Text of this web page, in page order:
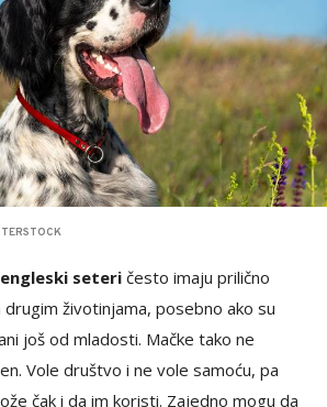
engleski seteri često imaju prilično
životinjama, posebno ako su
još od mladosti. Mačke tako ne
Vole društvo i ne vole samoću, pa
čak i da im koristi. Zajedno mogu da